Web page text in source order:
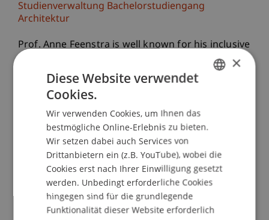
Studienverwaltung Bachelorstudiengang
Architektur
Prof. Anne Feenstra is well known for his inclusive
architecture in Afghanistan, India and Nepal.
After he became a Laureate of the Global Award
for Sustainable Architecture 2012 (Paris), he set
Nepal in 2013. This team also follows his
methodology to design with nature and with
people. In 2015 he became Dean Architecture
CEPT University, Ahmedabad.
After completing his Masters of Architecture at
Delft University in 1993 he worked for ten years in
×
Diese Website verwendet
Cookies.
Wir verwenden Cookies, um Ihnen das
bestmögliche Online-Erlebnis zu bieten.
Wir setzen dabei auch Services von
Drittanbietern ein (z.B. YouTube), wobei die
Cookies erst nach Ihrer Einwilligung gesetzt
werden. Unbedingt erforderliche Cookies
hingegen sind für die grundlegende
Funktionalität dieser Website erforderlich